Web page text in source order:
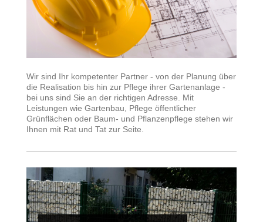
Wir sind Ihr kompetenter Partner - von der Planung über
die Realisation bis hin zur Pflege ihrer Gartenanlage -
bei uns sind Sie an der richtigen Adresse. Mit
Leistungen wie Gartenbau, Pflege öffentlicher
Grünflächen oder Baum- und Pflanzenpflege stehen wir
Ihnen mit Rat und Tat zur Seite.